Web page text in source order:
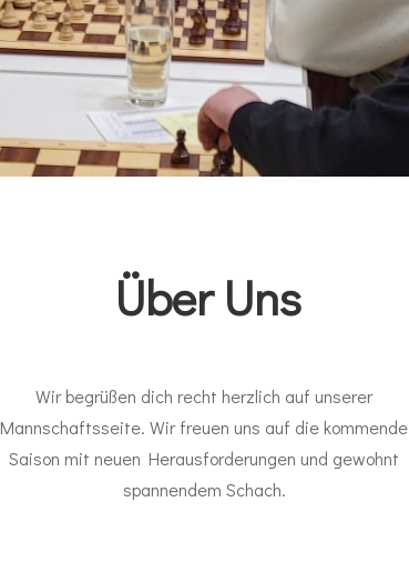
Über Uns
Wir begrüßen dich recht herzlich auf unserer
Mannschaftsseite. Wir freuen uns auf die kommende
Saison mit neuen Herausforderungen und gewohnt
spannendem Schach.